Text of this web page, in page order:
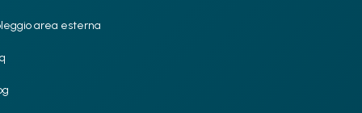
area esterna